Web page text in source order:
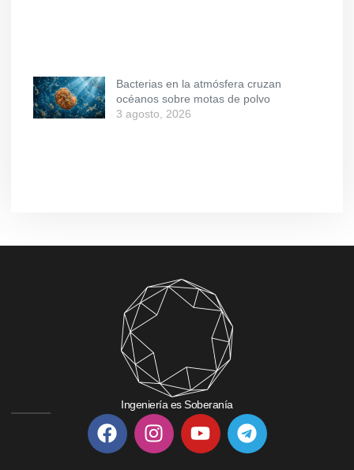
Bacterias en la atmósfera cruzan
océanos sobre motas de polvo
3 agosto, 2026
Ingeniería es Soberanía